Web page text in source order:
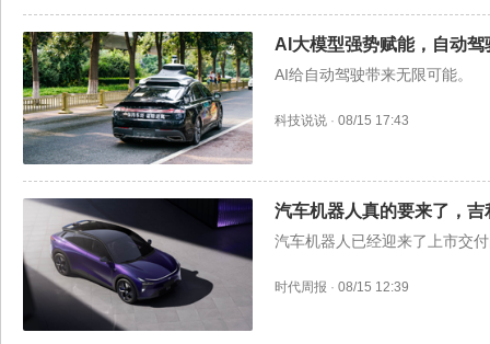
AI大模型强势赋能，自动
AI给自动驾驶带来无限可能。
科技说说 · 08/15 17:43
汽车机器人真的要来了，
汽车机器人已经迎来了上市交
时代周报 · 08/15 12:39